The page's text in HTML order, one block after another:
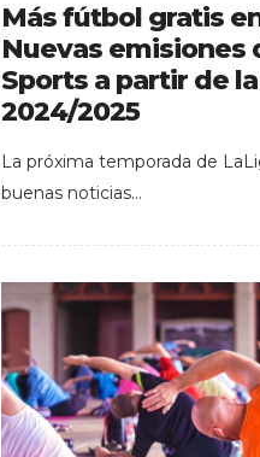
Más fútbol gratis
Nuevas emisiones
Sports a partir de
2024/2025
La próxima temporada de
buenas noticias…